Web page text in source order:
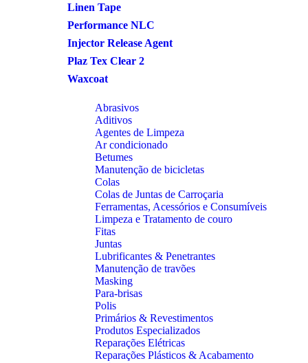
Linen Tape
Performance NLC
Injector Release Agent
Plaz Tex Clear 2
Waxcoat
Abrasivos
Aditivos
Agentes de Limpeza
Ar condicionado
Betumes
Manutenção de bicicletas
Colas
Colas de Juntas de Carroçaria
Ferramentas, Acessórios e Consumíveis
Limpeza e Tratamento de couro
Fitas
Juntas
Lubrificantes & Penetrantes
Manutenção de travões
Masking
Para-brisas
Polis
Primários & Revestimentos
Produtos Especializados
Reparações Elétricas
Reparações Plásticos & Acabamento